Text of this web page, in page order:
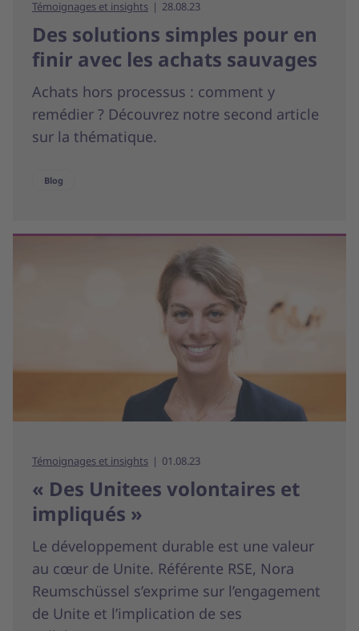
Témoignages et insights 28.08.23
Des solutions simples pour en
finir avec les achats sauvages
Achats hors processus : comment y
remédier ? Découvrez notre second article
sur la thématique.
Blog
Témoignages et insights 01.08.23
« Des Unitees volontaires et
impliqués »
Le développement durable est une valeur
au cœur de Unite. Référente RSE, Nora
Reumschüssel s’exprime sur l’engagement
de Unite et l’implication de ses